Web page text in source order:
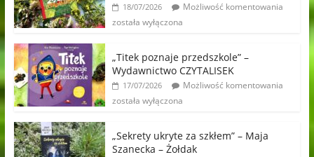
18/07/2026
Możliwość komentowania
została wyłączona
„Titek poznaje przedszkole” –
Wydawnictwo CZYTALISEK
17/07/2026
Możliwość komentowania
została wyłączona
„Sekrety ukryte za szkłem” – Maja
Szanecka – Żołdak